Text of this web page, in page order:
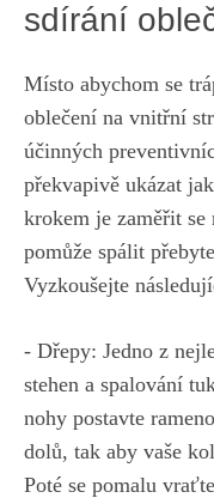
sdírání
Místo‌ abychom se
‌oblečení na vnitřní⁣
účinných
překvapivě ukázat
krokem ‌je⁢ zaměřit
pomůže spálit‌
Vyzkoušejte
-‌ Dřepy: Jedno ⁢z
stehen a spalování
nohy postavte
dolů, tak aby ‌vaše
Poté se pomalu‌